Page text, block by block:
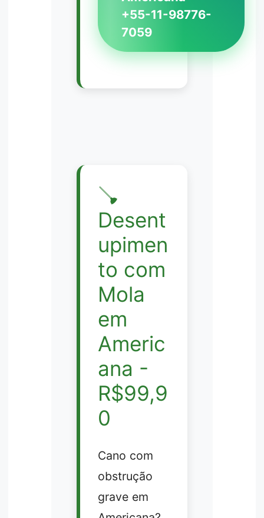
+55-11-98776-
7059
🪠
Desent
upimen
to com
Mola
em
Americ
ana -
R$99,9
0
Cano com
obstrução
grave em